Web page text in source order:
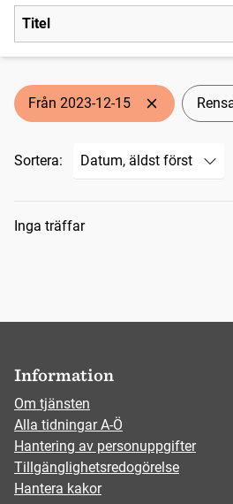
Titel
Från 2023-12-15
Sortera:
Sökresultat
Inga träffar
Information
Om tjänsten
Alla tidningar A-Ö
Hantering av personuppgifter
Tillgänglighetsredogörelse
Hantera kakor